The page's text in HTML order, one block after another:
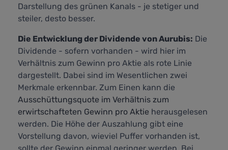
Darstellung des grünen Kanals - je stetiger und
steiler, desto besser.
Die Entwicklung der Dividende von Aurubis: Die
Dividende - sofern vorhanden - wird hier im
Verhältnis zum Gewinn pro Aktie als rote Linie
dargestellt. Dabei sind im Wesentlichen zwei
Merkmale erkennbar. Zum Einen kann die
Ausschüttungsquote im Verhältnis zum
erwirtschafteten Gewinn pro Aktie herausgelesen
werden. Die Höhe der Auszahlung gibt eine
Vorstellung davon, wieviel Puffer vorhanden ist,